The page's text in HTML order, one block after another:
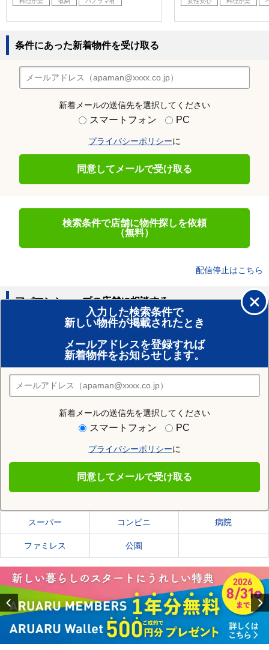
条件にあった新着物件を受け取る
新着メールの送信先を選択してください
スマートフォン PC
プライバシーポリシーに
同意してメールで受け取る
検索条件で店舗に物件探しを依頼
（無料）
配信停止はこちら
入力した検索条件で
新しい物件が掲載されたとき
メールアドレスを登録すれば
新着物件をお知らせします。
新着メールの送信先を選択してください
スマートフォン PC
プライバシーポリシーに
同意してメールで受け取る
アパマンショップの店舗に相談する
賃貸のプロがお部屋探し！
おまかせ物件リクエスト
住みたい街の店舗を探す
店舗検索
住む街研究所で札幌市北区の情報を見る
札幌市北区の施設一覧
スーパー コンビニ 病院
ファミレス 公園
Previous